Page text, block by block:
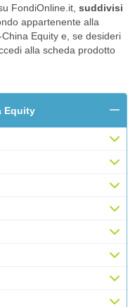
FondiOnline.it, suddivisi
appartenente alla
Equity e, se desideri
alla scheda prodotto
Equity